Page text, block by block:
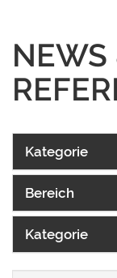
NEWS
Kategorie
Bereich
Kategorie